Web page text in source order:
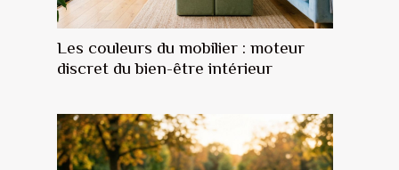
Les couleurs du mobilier : moteur
discret du bien-être intérieur